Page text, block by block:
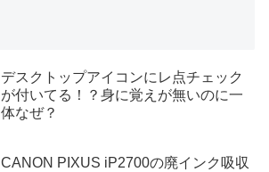
デスクトップアイコンにレ点チェック
が付いてる！？身に覚えが無いのに一
体なぜ？
CANON PIXUS iP2700の廃インク吸収